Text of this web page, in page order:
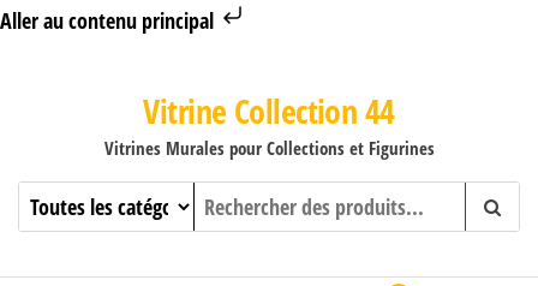
Aller au contenu principal
Vitrine Collection 44
Vitrines Murales pour Collections et Figurines